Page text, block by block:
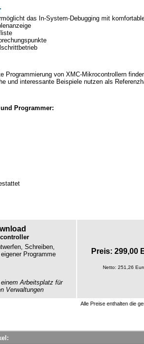
das In-System-Debugging mit
Programmierung von XMC-Mikrocontrollern
und interessante Beispiele nutzen als
Programmer:
Schreiben,
Programme
einem Arbeitsplatz für
Verwaltungen
Preis: 299,00
Netto: 251,26
Alle Preise enthalten die